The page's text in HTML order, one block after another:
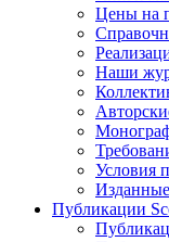
Цены на
Наши
Условия
Публикации